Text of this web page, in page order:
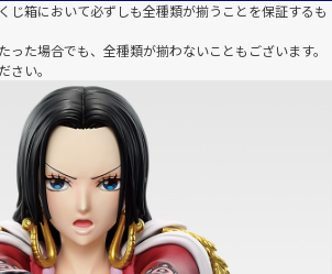
じ箱において必ずしも全種類が揃うことを保証するも
た場合でも、全種類が揃わないこともございます。
さい。